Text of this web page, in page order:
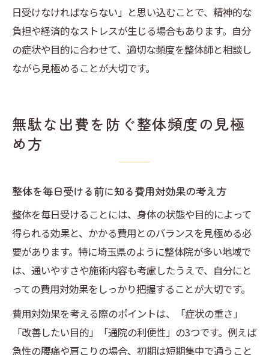
日受けなければならない」と思い込むことで、精神的な
負担や経済的なストレスが生じる場合もあります。自分
の症状や目的に合わせて、適切な頻度を整体師と相談し
ながら見極めることが大切です。
無駄な出費を防ぐ整体頻度の見極
め方
整体を毎日受ける前に知る費用対効果の考え方
整体を毎日受けることには、身体の状態や目的によって
得られる効果と、かかる費用とのバランスを見極める必
要があります。特に埼玉県のように整体院が多い地域で
は、通いやすさや施術内容も考慮したうえで、自分にと
っての費用対効果をしっかり把握することが大切です。
費用対効果を考える際のポイントは、「症状の重さ」
「改善したい目的」「通院の利便性」の3つです。例えば
急性の腰痛や肩こりの場合、初期は短期集中で通うこと